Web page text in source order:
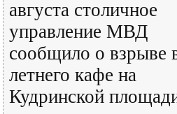
августа столичное
управление МВД
сообщило о взрыве
летнего кафе на
Кудринской